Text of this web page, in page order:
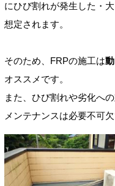
にひび割れが発生した・
想定されます。
そのため、FRPの施工は
オススメです。
また、ひび割れや劣化へ
メンテナンスは必要不可欠